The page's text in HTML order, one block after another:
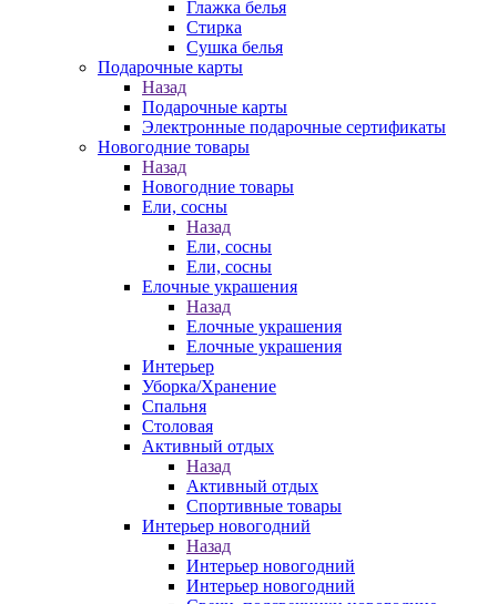
Глажка белья
Стирка
Сушка белья
Подарочные карты
Назад
Подарочные карты
Электронные подарочные сертификаты
Новогодние товары
Назад
Новогодние товары
Ели, сосны
Назад
Ели, сосны
Ели, сосны
Елочные украшения
Назад
Елочные украшения
Елочные украшения
Интерьер
Уборка/Хранение
Спальня
Столовая
Активный отдых
Назад
Активный отдых
Спортивные товары
Интерьер новогодний
Назад
Интерьер новогодний
Интерьер новогодний